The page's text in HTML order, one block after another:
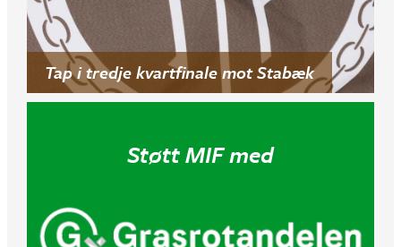
Tap i tredje kvartfinale mot Stabæk
Støtt MIF med